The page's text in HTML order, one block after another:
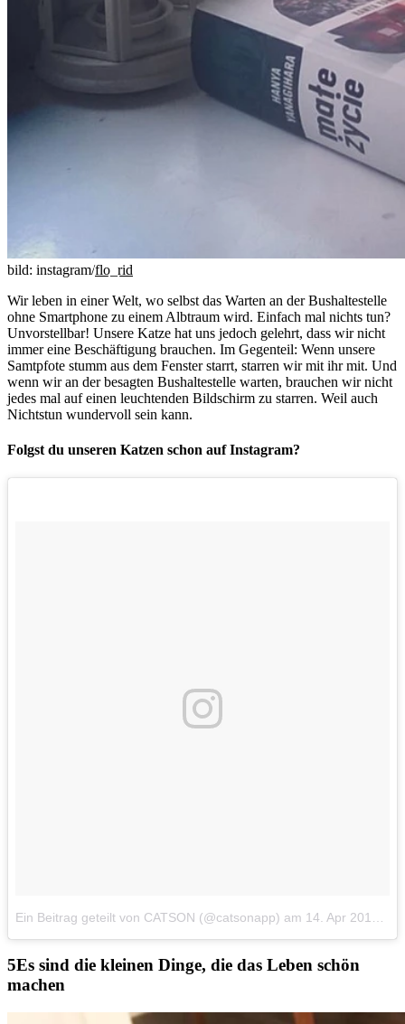
bild: instagram/flo_rid
Wir leben in einer Welt, wo selbst das Warten an der Bushaltestelle
ohne Smartphone zu einem Albtraum wird. Einfach mal nichts tun?
Unvorstellbar! Unsere Katze hat uns jedoch gelehrt, dass wir nicht
immer eine Beschäftigung brauchen. Im Gegenteil: Wenn unsere
Samtpfote stumm aus dem Fenster starrt, starren wir mit ihr mit. Und
wenn wir an der besagten Bushaltestelle warten, brauchen wir nicht
jedes mal auf einen leuchtenden Bildschirm zu starren. Weil auch
Nichtstun wundervoll sein kann.
Folgst du unseren Katzen schon auf Instagram?
Ein Beitrag geteilt von CATSON (@catsonapp) am 14. Apr 2017 um 8:36 Uhr
Es sind die kleinen Dinge, die das Leben schön
machen